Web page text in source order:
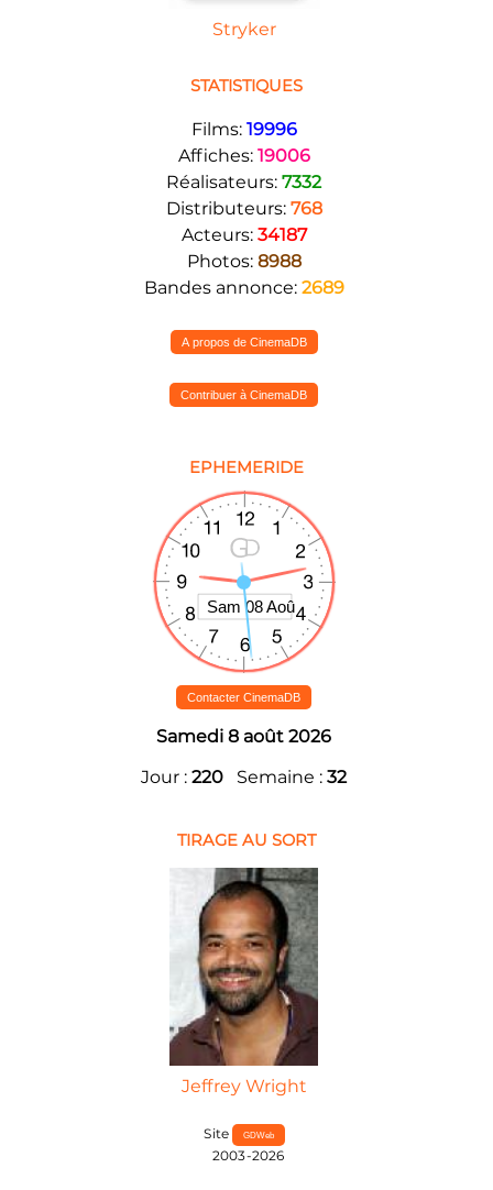
Stryker
STATISTIQUES
Films: 19996
Affiches: 19006
Réalisateurs: 7332
Distributeurs: 768
Acteurs: 34187
Photos: 8988
Bandes annonce: 2689
A propos de CinemaDB
Contribuer à CinemaDB
EPHEMERIDE
Contacter CinemaDB
Samedi 8 août 2026
Jour : 220 Semaine : 32
TIRAGE AU SORT
Jeffrey Wright
Site GDWeb
2003-2026